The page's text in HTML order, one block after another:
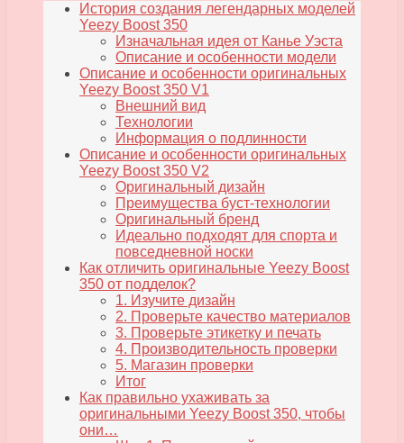
История создания легендарных моделей
Yeezy Boost 350
Изначальная идея от Канье Уэста
Описание и особенности модели
Описание и особенности оригинальных
Yeezy Boost 350 V1
Внешний вид
Технологии
Информация о подлинности
Описание и особенности оригинальных
Yeezy Boost 350 V2
Оригинальный дизайн
Преимущества буст-технологии
Оригинальный бренд
Идеально подходят для спорта и
повседневной носки
Как отличить оригинальные Yeezy Boost
350 от подделок?
1. Изучите дизайн
2. Проверьте качество материалов
3. Проверьте этикетку и печать
4. Производительность проверки
5. Магазин проверки
Итог
Как правильно ухаживать за
оригинальными Yeezy Boost 350, чтобы
они…